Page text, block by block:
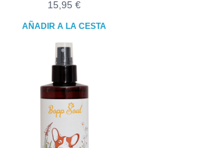
15,95 €
AÑADIR A LA CESTA